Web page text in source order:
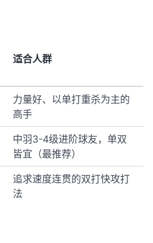
适合人群
力量好、以单打重杀为主的
高手
中羽3-4级进阶球友，单双
皆宜（最推荐）
追求速度连贯的双打快攻打
法